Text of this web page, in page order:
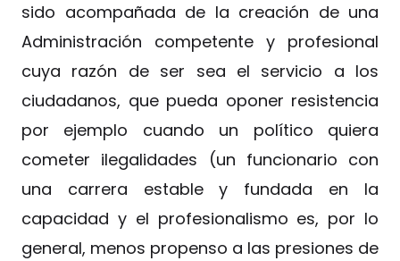
sido acompañada de la creación de una
Administración competente y profesional
cuya razón de ser sea el servicio a los
ciudadanos, que pueda oponer resistencia
por ejemplo cuando un político quiera
cometer ilegalidades (un funcionario con
una carrera estable y fundada en la
capacidad y el profesionalismo es, por lo
general, menos propenso a las presiones de